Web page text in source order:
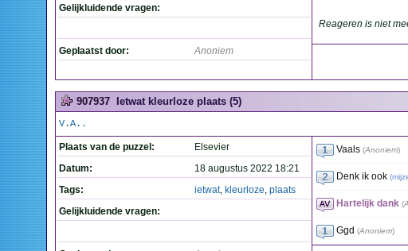
Gelijkluidende vragen:
Geplaatst door: Anoniem
Reageren is niet
907937 Ietwat kleurloze plaats (5)
V.A..
Plaats van de puzzel:
Elsevier
Datum:
18 augustus 2022 18:21
Tags:
ietwat, kleurloze, plaats
Gelijkluidende vragen:
Vaals (Anoniem)
Denk ik ook (
Hartelijk dank (
Ggd (Anoniem)